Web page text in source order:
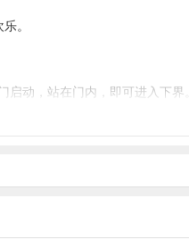
。
动，站在门内，即可进入下界。